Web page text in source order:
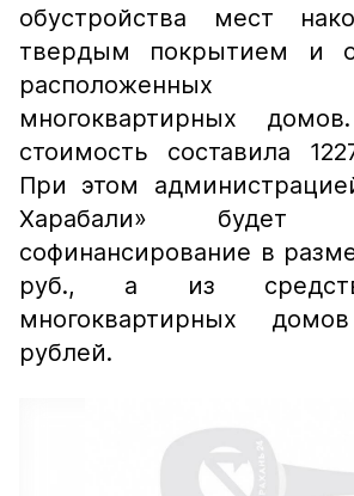
обустройства мест
твердым покрытием и
многоквартирных
стоимость составила
При этом
Харабали» будет
софинансирование в
руб., а из
многоквартирных
рублей.